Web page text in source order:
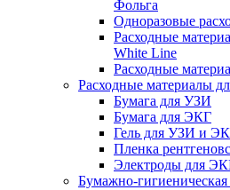
Фольга
Одноразовые
Расходные
White Line
Расходные
Расходные материалы
Бумага для УЗИ
Бумага для ЭКГ
Гель для УЗИ и
Пленка
Электроды для
Бумажно-